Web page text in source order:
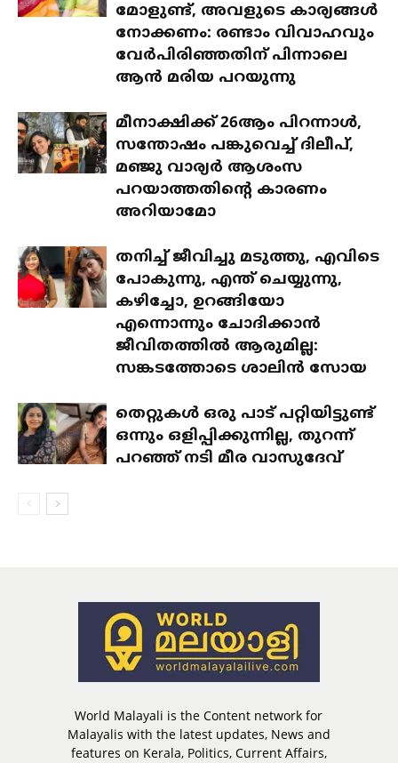
മോളുണ്ട്, അവളുടെ കാര്യങ്ങൾ
നോക്കണം: രണ്ടാം വിവാഹവും
വേർപിരിഞ്ഞതിന് പിന്നാലെ
ആൻ മരിയ പറയുന്നു
മീനാക്ഷിക്ക് 26ആം പിറന്നാൾ,
സന്തോഷം പങ്കുവെച്ച് ദിലീപ്,
മഞ്ജു വാര്യർ ആശംസ
പറയാത്തതിന്റെ കാരണം
അറിയാമോ
തനിച്ച് ജീവിച്ചു മടുത്തു, എവിടെ
പോകുന്നു, എന്ത് ചെയ്യുന്നു,
കഴിച്ചോ, ഉറങ്ങിയോ
എന്നൊന്നും ചോദിക്കാൻ
ജീവിതത്തിൽ ആരുമില്ല:
സങ്കടത്തോടെ ശാലിൻ സോയ
തെറ്റുകൾ ഒരു പാട് പറ്റിയിട്ടുണ്ട്
ഒന്നും ഒളിപ്പിക്കുന്നില്ല, തുറന്ന്
പറഞ്ഞ് നടി മീര വാസുദേവ്
World Malayali is the Content network for
Malayalis with the latest updates, News and
features on Kerala, Politics, Current Affairs,